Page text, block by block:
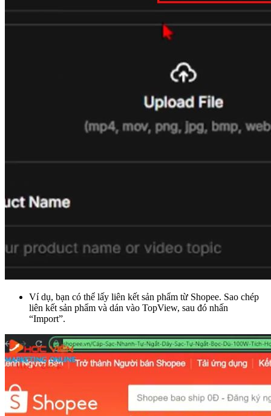
Ví dụ, bạn có thể lấy liên kết sản phẩm từ Shopee. Sao chép
liên kết sản phẩm và dán vào TopView, sau đó nhấn
“Import”.